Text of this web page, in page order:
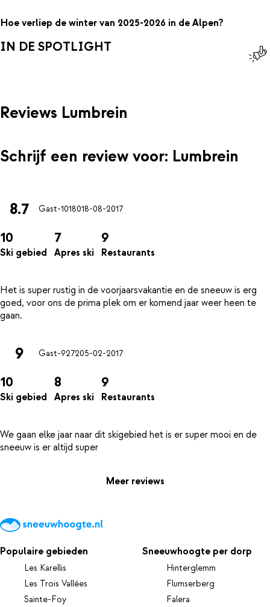
Hoe verliep de winter van 2025-2026 in de Alpen?
IN DE SPOTLIGHT
Reviews Lumbrein
Schrijf een review voor: Lumbrein
8.7 Gast-1018018-08-2017
10
Ski gebied
7
Apres ski
9
Restaurants
Het is super rustig in de voorjaarsvakantie en de sneeuw is erg
goed, voor ons de prima plek om er komend jaar weer heen te
9 Gast-927205-02-2017
10
Ski gebied
8
Apres ski
9
Restaurants
We gaan elke jaar naar dit skigebied het is er super mooi en de
Meer reviews
Populaire gebieden
Les Karellis
Les Trois Vallées
Sainte-Foy
Sneeuwhoogte per dorp
Hinterglemm
Flumserberg
Falera